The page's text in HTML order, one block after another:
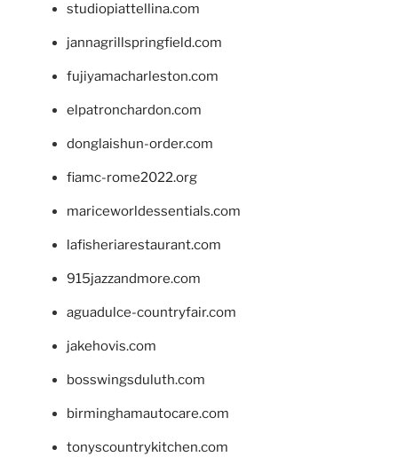
studiopiattellina.com
jannagrillspringfield.com
fujiyamacharleston.com
elpatronchardon.com
donglaishun-order.com
fiamc-rome2022.org
mariceworldessentials.com
lafisheriarestaurant.com
915jazzandmore.com
aguadulce-countryfair.com
jakehovis.com
bosswingsduluth.com
birminghamautocare.com
tonyscountrykitchen.com